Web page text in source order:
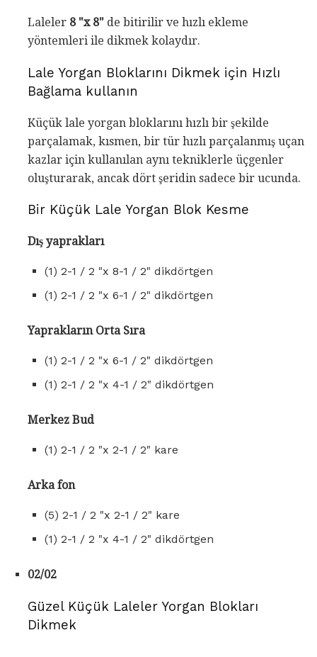
Laleler 8 "x 8" de bitirilir ve hızlı ekleme
yöntemleri ile dikmek kolaydır.
Lale Yorgan Bloklarını Dikmek için Hızlı
Bağlama kullanın
Küçük lale yorgan bloklarını hızlı bir şekilde
parçalamak, kısmen, bir tür hızlı parçalanmış uçan
kazlar için kullanılan aynı tekniklerle üçgenler
oluşturarak, ancak dört şeridin sadece bir ucunda.
Bir Küçük Lale Yorgan Blok Kesme
Dış yaprakları
(1) 2-1 / 2 "x 8-1 / 2" dikdörtgen
(1) 2-1 / 2 "x 6-1 / 2" dikdörtgen
Yaprakların Orta Sıra
(1) 2-1 / 2 "x 6-1 / 2" dikdörtgen
(1) 2-1 / 2 "x 4-1 / 2" dikdörtgen
Merkez Bud
(1) 2-1 / 2 "x 2-1 / 2" kare
Arka fon
(5) 2-1 / 2 "x 2-1 / 2" kare
(1) 2-1 / 2 "x 4-1 / 2" dikdörtgen
02/02
Güzel Küçük Laleler Yorgan Blokları
Dikmek